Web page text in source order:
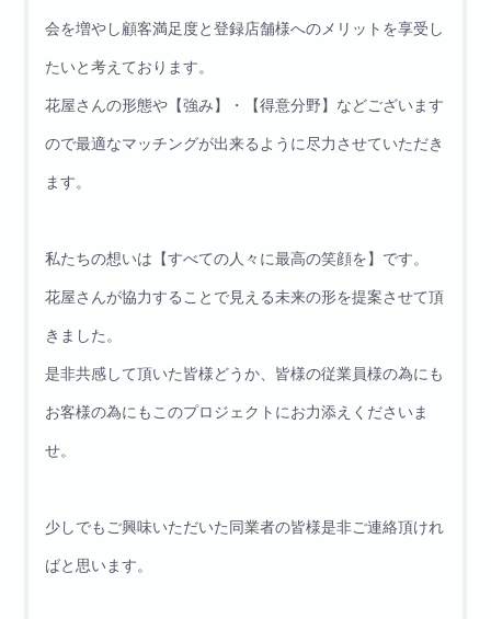
会を増やし顧客満足度と登録店舗様へのメリットを享受し
たいと考えております。
花屋さんの形態や【強み】・【得意分野】などございます
ので最適なマッチングが出来るように尽力させていただき
ます。
私たちの想いは【すべての人々に最高の笑顔を】です。
花屋さんが協力することで見える未来の形を提案させて頂
きました。
是非共感して頂いた皆様どうか、皆様の従業員様の為にも
お客様の為にもこのプロジェクトにお力添えくださいま
せ。
少しでもご興味いただいた同業者の皆様是非ご連絡頂けれ
ばと思います。